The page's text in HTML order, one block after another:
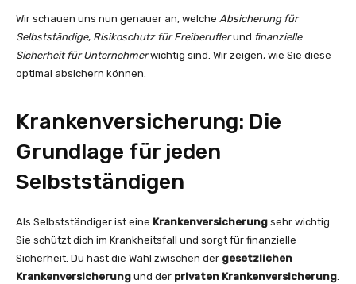
Wir schauen uns nun genauer an, welche Absicherung für
Selbstständige, Risikoschutz für Freiberuflerund finanzielle
Sicherheit für Unternehmerwichtig sind. Wir zeigen, wie Sie diese
optimal absichern können.
Krankenversicherung: Die
Grundlage für jeden
Selbstständigen
Als Selbstständiger ist eine Krankenversicherung sehr wichtig.
Sie schützt dich im Krankheitsfall und sorgt für finanzielle
Sicherheit. Du hast die Wahl zwischen der gesetzlichen
Krankenversicherung und der privaten Krankenversicherung.